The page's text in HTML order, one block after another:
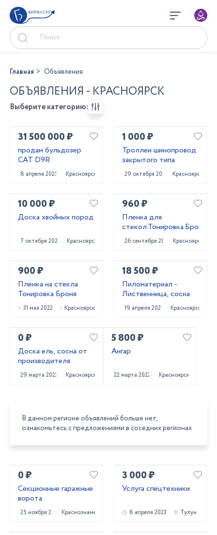
БИРЖА СНГ
Главная Объявления
ОБЪЯВЛЕНИЯ - КРАСНОЯРСК
Выберите категорию:
31 500 000 ₽
продам бульдозер
CAT D9R
8 апреля 2025 Красноярск
1 000 ₽
Троллеи шинопровод
закрытого типа
29 октября 2023 Красноярск
10 000 ₽
Доска хвойных пород
7 октября 2022 Красноярск
960 ₽
Пленка для
стекол.Тонировка.Броня.
26 сентября 2022 Красноярск
900 ₽
Пленка на стекла
Тонировка Броня
31 мая 2022 Красноярск
18 500 ₽
Пиломатериал -
Лиственница, сосна
19 апреля 2022 Красноярск
0 ₽
Доска ель, сосна от
производителя
29 марта 2022 Красноярск
5 800 ₽
Ангар
22 марта 2022 Красноярск
В данном регионе объявлений больше нет,
ознакомьтесь с предложениями в соседних регионах
0 ₽
Секционные гаражные
ворота
25 ноября 2020 Краснознаменск
3 000 ₽
Услуга спецтехники
8 апреля 2023 Тулун